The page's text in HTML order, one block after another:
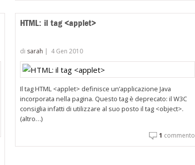
HTML: il tag <applet>
di sarah | 4 Gen 2010
Il tag HTML <applet> definisce un’applicazione Java
incorporata nella pagina. Questo tag è deprecato: il W3C
consiglia infatti di utilizzare al suo posto il tag <object>.
(altro…)
1 commento